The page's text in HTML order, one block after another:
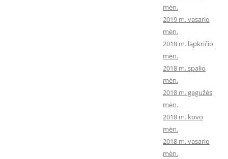
mėn.
2019 m. vasario
mėn.
2018 m. lapkričio
mėn.
2018 m. spalio
mėn.
2018 m. gegužės
mėn.
2018 m. kovo
mėn.
2018 m. vasario
mėn.